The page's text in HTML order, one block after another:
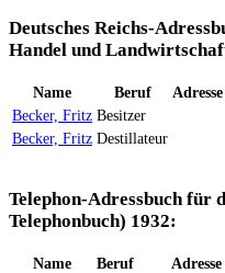
Deutsches Reichs-
Handel und
Name Beruf
Adresse
Becker, Fritz Besitzer
Becker, Fritz Destillateur
Telephon-Adressbuch für
Telephonbuch) 1932:
Name Beruf
Adresse